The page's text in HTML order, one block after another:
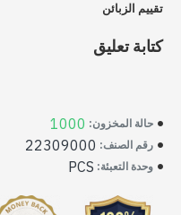
تقييم الزبائن
كتابة تعليق
حالة المخزون: 1000
رقم الصنف: 22309000
وحدة التعبئة: PCS